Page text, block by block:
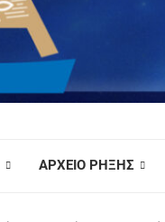
ΑΡΧΕΙΟ ΡΗΞΗΣ